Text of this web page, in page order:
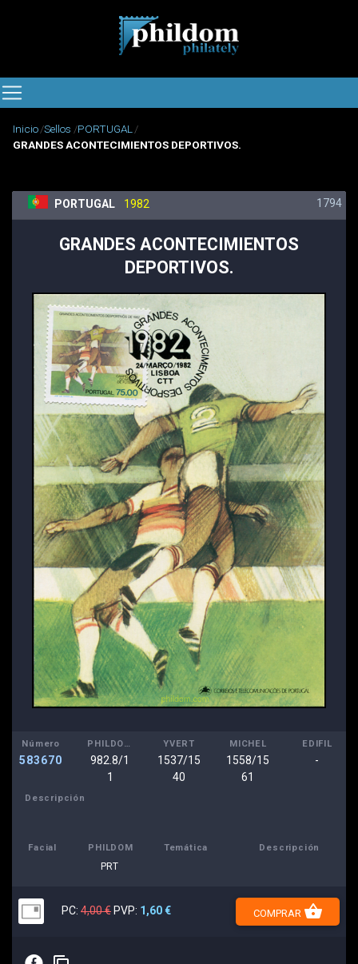
Inicio Sellos PORTUGAL
GRANDES ACONTECIMIENTOS DEPORTIVOS.
PORTUGAL 1982 1794
GRANDES ACONTECIMIENTOS
DEPORTIVOS.
Número
583670
PHILDOM
982.8/1
1
YVERT
1537/15
40
MICHEL
1558/15
61
EDIFIL
-
Descripción
Facial PHILDOM Temática Descripción
PRT
PC: 4,00 € PVP: 1,60 € COMPRAR shopping_basket